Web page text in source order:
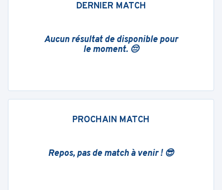
DERNIER MATCH
Aucun résultat de disponible pour
le moment. 😔
PROCHAIN MATCH
Repos, pas de match à venir ! 😎